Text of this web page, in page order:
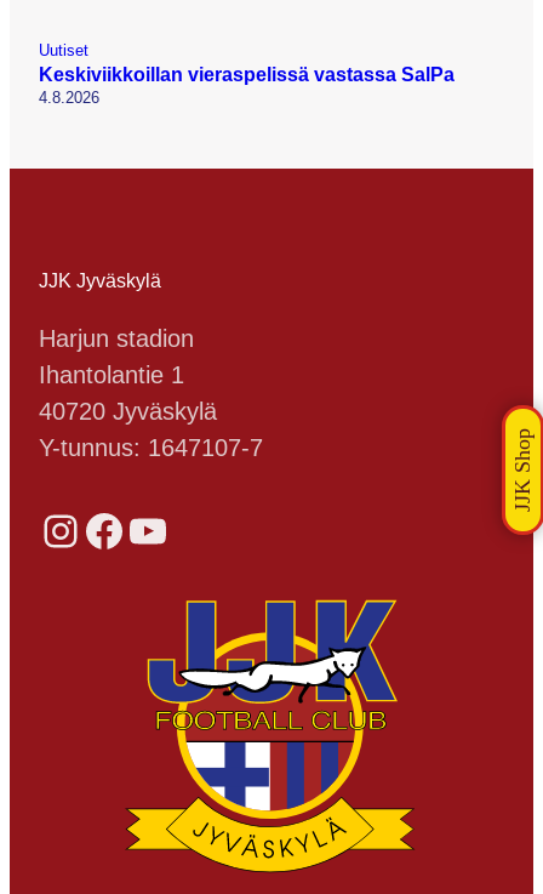
Uutiset
Keskiviikkoillan vieraspelissä vastassa SalPa
4.8.2026
JJK Jyväskylä
Harjun stadion
Ihantolantie 1
40720 Jyväskylä
Y-tunnus: 1647107-7
Instagram Facebook YouTube